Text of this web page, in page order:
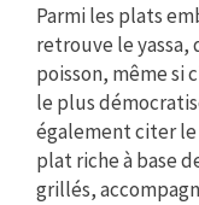
Parmi les plats
retrouve le yassa,
poisson, même si
le plus
également citer le
plat riche à base
grillés,